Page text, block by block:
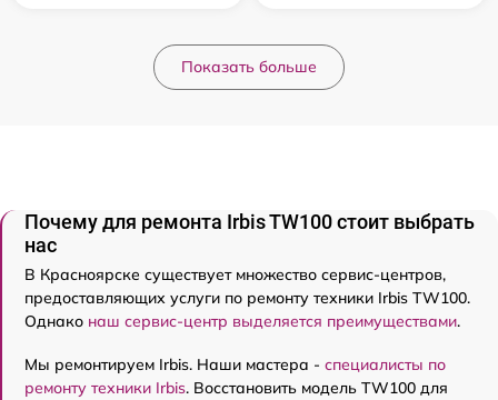
Показать больше
Почему для ремонта Irbis TW100 стоит выбрать
нас
В Красноярске существует множество сервис-центров,
предоставляющих услуги по ремонту техники Irbis TW100.
Однако наш сервис-центр выделяется преимуществами.
Мы ремонтируем Irbis. Наши мастера - специалисты по
ремонту техники Irbis. Восстановить модель TW100 для